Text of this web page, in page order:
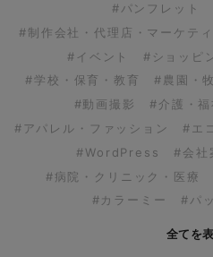
#パンフレット
#制作会社・代理店・マーケテ
#イベント
#ショッピ
#学校・保育・教育
#農園・
#動画撮影
#介護・福
#アパレル・ファッション
#エ
#WordPress
#会社
#病院・クリニック・医療
#カラーミー
#パ
全てを